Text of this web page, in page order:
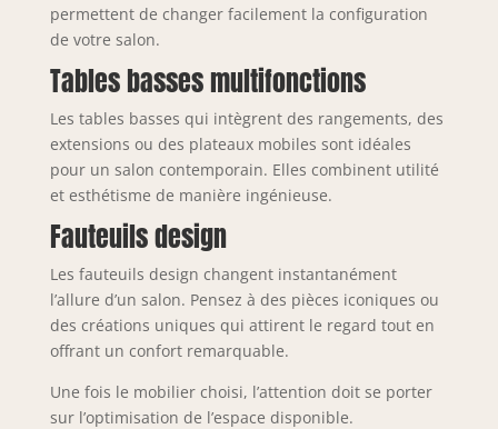
permettent de changer facilement la configuration
de votre salon.
Tables basses multifonctions
Les tables basses qui intègrent des rangements, des
extensions ou des plateaux mobiles sont idéales
pour un salon contemporain. Elles combinent utilité
et esthétisme de manière ingénieuse.
Fauteuils design
Les fauteuils design changent instantanément
l’allure d’un salon. Pensez à des pièces iconiques ou
des créations uniques qui attirent le regard tout en
offrant un confort remarquable.
Une fois le mobilier choisi, l’attention doit se porter
sur l’optimisation de l’espace disponible.